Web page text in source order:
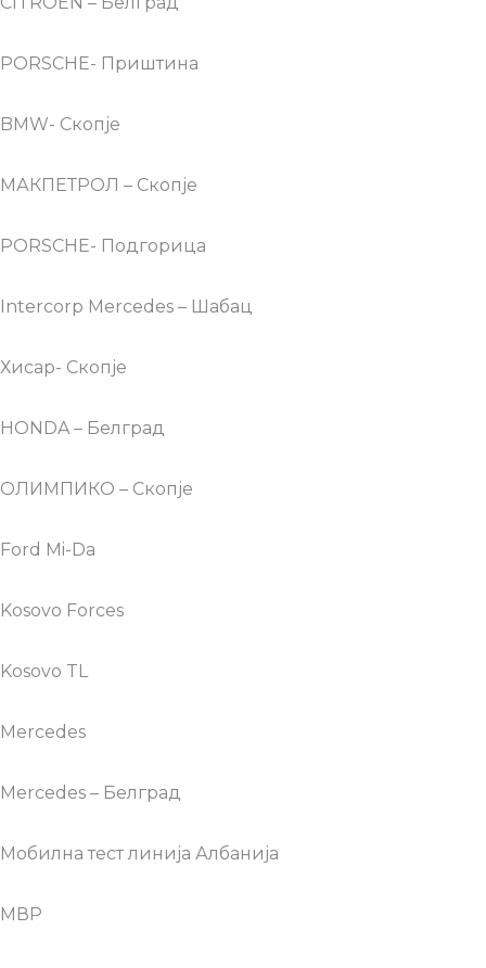
PORSCHE- Приштина
BMW- Скопје
МАКПЕТРОЛ – Скопје
PORSCHE- Подгорица
Intercorp Mercedes – Шабац
Хисар- Скопје
HONDA – Белград
ОЛИМПИКО – Скопје
Ford Mi-Da
Kosovo Forces
Kosovo TL
Mercedes
Mercedes – Белград
Мобилна тест линија Албанија
МВР